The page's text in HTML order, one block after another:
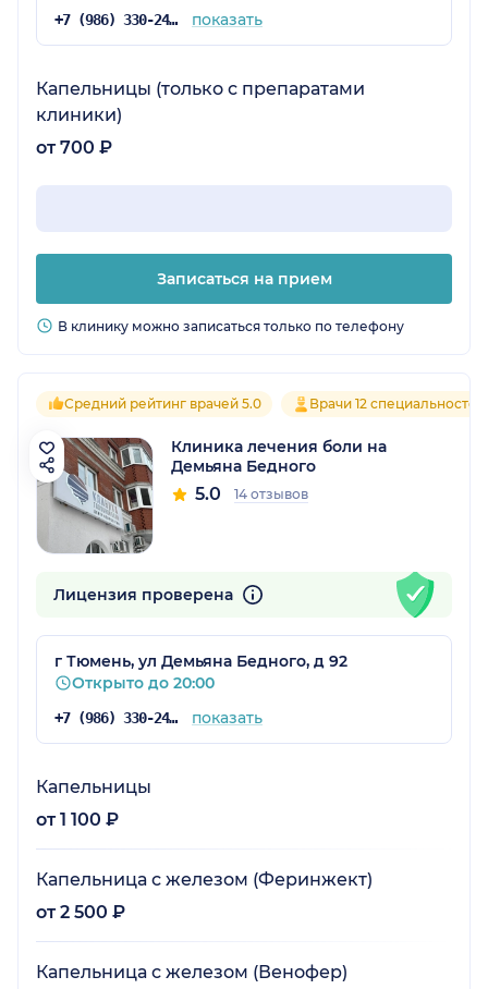
+7 (986) 330-24-69 показать
Капельницы (только с препаратами
клиники)
от 700 ₽
Записаться на прием
В клинику можно записаться только по телефону
Средний рейтинг врачей 5.0 Врачи 12 специальностей
Клиника лечения боли на
Демьяна Бедного
5.0 14 отзывов
Лицензия проверена
г Тюмень, ул Демьяна Бедного, д 92
Открыто до 20:00
+7 (986) 330-24-19 показать
Капельницы
от 1 100 ₽
Капельница с железом (Феринжект)
от 2 500 ₽
Капельница с железом (Венофер)